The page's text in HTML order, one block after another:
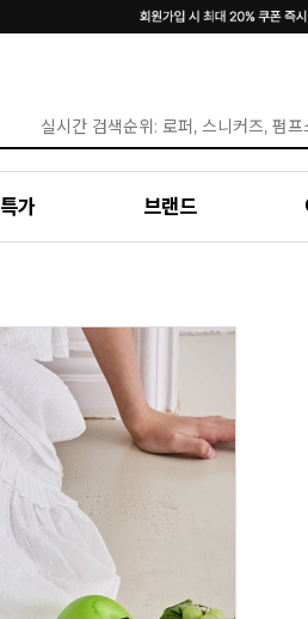
특가 브랜드